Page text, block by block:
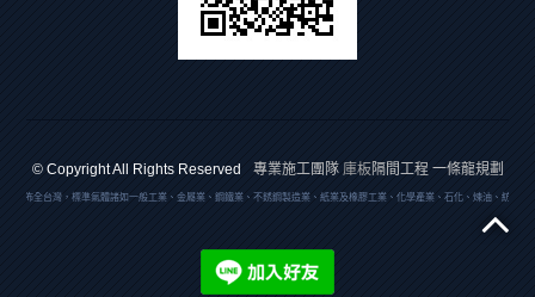
© Copyright All Rights Reserved 專業施工團隊 庫板隔間工程 一條龍規劃
遍佈全台灣，標準氣體諸如一般工業、金屬業、鋼鐵業、不銹鋼製造業、紙業及橡膠工業、化學產業、石化、煉油、紡織